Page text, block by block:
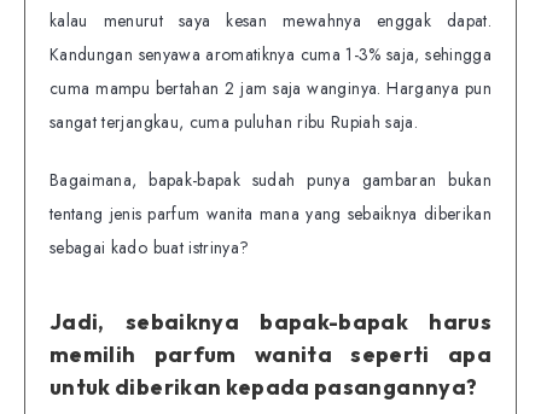
kalau menurut saya kesan mewahnya enggak dapat.
Kandungan senyawa aromatiknya cuma 1-3% saja, sehingga
cuma mampu bertahan 2 jam saja wanginya. Harganya pun
sangat terjangkau, cuma puluhan ribu Rupiah saja.
Bagaimana, bapak-bapak sudah punya gambaran bukan
tentang jenis parfum wanita mana yang sebaiknya diberikan
sebagai kado buat istrinya?
Jadi, sebaiknya bapak-bapak harus
memilih parfum wanita seperti apa
untuk diberikan kepada pasangannya?